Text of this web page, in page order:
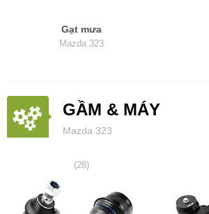
Gạt mưa
Mazda 323
GẦM & MÁY
Mazda 323
(28)